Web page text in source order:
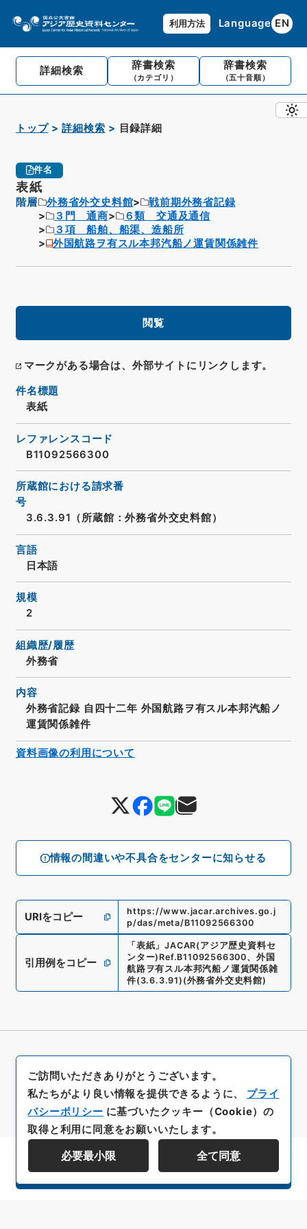
利用方法 Language EN
詳細検索 辞書検索
（カテゴリ）
辞書検索
（五十音順）
トップ 詳細検索 目録詳細
件名
表紙
階層 外務省外交史料館
戦前期外務省記録
３門 通商
６類 交通及通信
３項 船舶、船渠、造船所
外国航路ヲ有スル本邦汽船ノ運賃関係雑件
閲覧
マークがある場合は、外部サイトにリンクします。
情報の間違いや不具合をセンターに知らせる
件名標題
表紙
レファレンスコード
B11092566300
所蔵館における請求番
号
3.6.3.91（所蔵館：外務省外交史料館）
言語
日本語
規模
2
組織歴/履歴
外務省
内容
外務省記録 自四十二年 外国航路ヲ有スル本邦汽船ノ
運賃関係雑件
URIをコピー
https://www.jacar.archives.go.j
p/das/meta/B11092566300
引用例をコピー
「 表紙 」JACAR(アジア歴史資料セ
ンター) Ref.B11092566300、 外国
航路ヲ有スル本邦汽船ノ運賃関係雑
件(3.6.3.91) (外務省外交史料館)
資料画像の利用について
資料群階層を表示する
ご訪問いただきありがとうございます。
私たちがより良い情報を提供できるように、 プライ
バシーポリシー に基づいたクッキー（Cookie）の
取得と利用に同意をお願いいたします。
必要最小限 全て同意